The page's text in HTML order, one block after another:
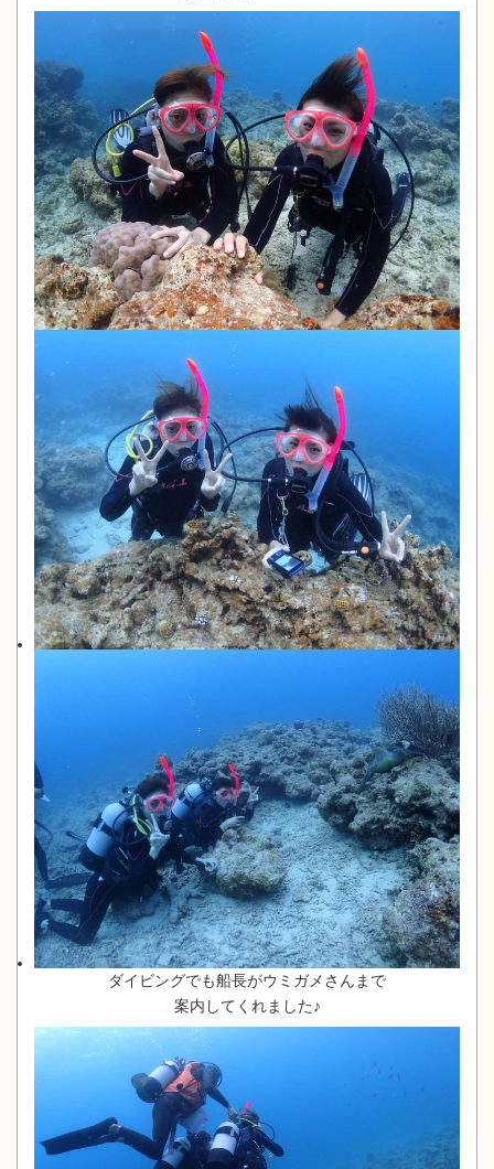
ダイビングでも船長がウミガメさんまで
案内してくれました♪